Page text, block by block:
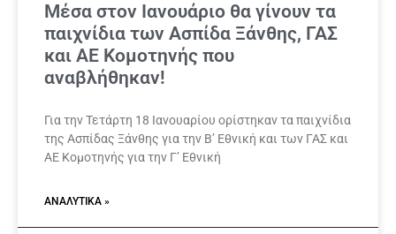
Μέσα στον Ιανουάριο θα γίνουν τα
παιχνίδια των Ασπίδα Ξάνθης, ΓΑΣ
και ΑΕ Κομοτηνής που
αναβλήθηκαν!
Για την Τετάρτη 18 Ιανουαρίου ορίστηκαν τα παιχνίδια
της Ασπίδας Ξάνθης για την Β’ Εθνική και των ΓΑΣ και
ΑΕ Κομοτηνής για την Γ’ Εθνική
ΑΝΑΛΥΤΙΚΆ »